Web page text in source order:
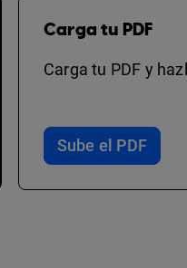
Carga tu PDF
Carga tu PDF y
Sube el PDF